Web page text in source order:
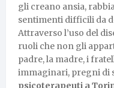
gli creano ansia,
sentimenti difficili da
Attraverso l’uso del
ruoli che non gli
padre, la madre, i
immaginari, pregni di
psicoterapeuti a